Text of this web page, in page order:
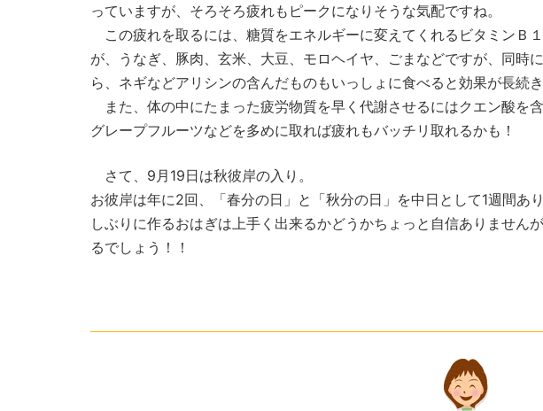
っていますが、そろそろ疲れもピークになりそうな気配ですね。
この疲れを取るには、糖質をエネルギーに変えてくれるビタミンＢ
が、うなぎ、豚肉、玄米、大豆、モロヘイヤ、ごまなどですが、同時
ら、ネギなどアリシンの含んだものもいっしょに食べると効果が長続き
また、体の中にたまった疲労物質を早く代謝させるにはクエン酸を
グレープフルーツなどを多めに取れば疲れもバッチリ取れるかも！
さて、9月19日は秋彼岸の入り。
お彼岸は年に2回、「春分の日」と「秋分の日」を中日として1週間あ
しぶりに作るおはぎは上手く出来るかどうかちょっと自信ありません
るでしょう！！